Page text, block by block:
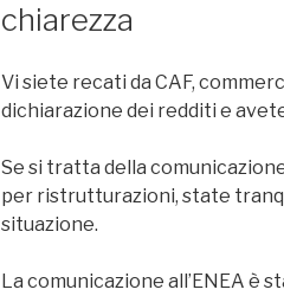
chiarezza
Vi siete recati da CAF,
dichiarazione dei redditi e
Se si tratta della
per ristrutturazioni, state
situazione.
La comunicazione all’ENEA è